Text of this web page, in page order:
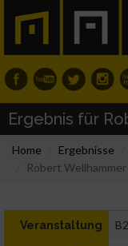
Ergebnis für
Home Ergebnisse
Robert Wellhammer
Veranstaltung